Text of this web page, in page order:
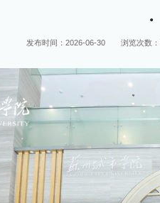
.
发布时间：2026-06-30 浏览次数：